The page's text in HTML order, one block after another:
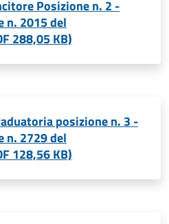
Posizione n. 2 -
n. 2015 del
288,05 KB)
posizione n. 3 -
n. 2729 del
128,56 KB)